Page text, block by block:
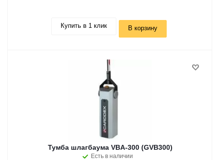
Купить в 1 клик В корзину
Тумба шлагбаума VBA-300 (GVB300)
Есть в наличии